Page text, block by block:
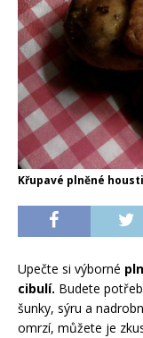
Křupavé plněné
Upečte si výborné
cibulí. Budete
šunky, sýru a
omrzí, můžete je